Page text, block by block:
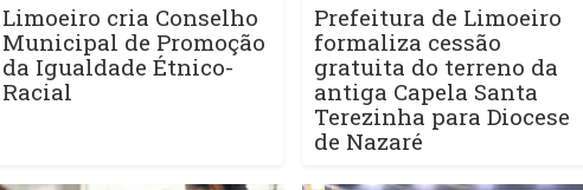
Limoeiro cria Conselho
Municipal de Promoção
da Igualdade Étnico-
Racial
Prefeitura de Limoeiro
formaliza cessão
gratuita do terreno da
antiga Capela Santa
Terezinha para Diocese
de Nazaré